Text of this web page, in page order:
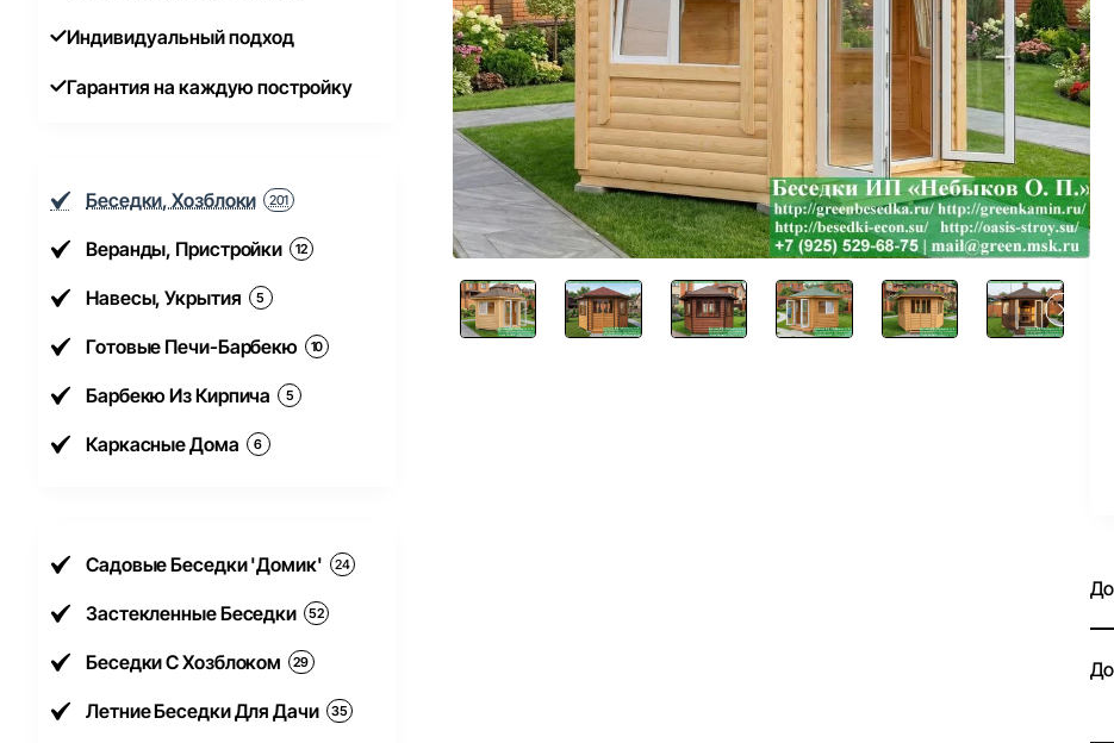
Индивидуальный подход
Гарантия на каждую постройку
Беседки, Хозблоки 201
Веранды, Пристройки 12
Навесы, Укрытия 5
Готовые Печи-Барбекю 10
Барбекю Из Кирпича 5
Каркасные Дома 6
Садовые Беседки 'Домик' 24
Застекленные Беседки 52
Беседки С Хозблоком 29
Летние Беседки Для Дачи 35